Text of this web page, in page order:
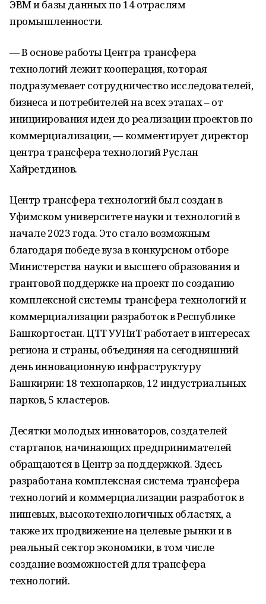
ЭВМ и базы данных по 14 отраслям
промышленности.
— В основе работы Центра трансфера
технологий лежит кооперация, которая
подразумевает сотрудничество исследователей,
бизнеса и потребителей на всех этапах – от
инициирования идеи до реализации проектов по
коммерциализации, — комментирует директор
центра трансфера технологий Руслан
Хайретдинов.
Центр трансфера технологий был создан в
Уфимском университете науки и технологий в
начале 2023 года. Это стало возможным
благодаря победе вуза в конкурсном отборе
Министерства науки и высшего образования и
грантовой поддержке на проект по созданию
комплексной системы трансфера технологий и
коммерциализации разработок в Республике
Башкортостан. ЦТТ УУНиТ работает в интересах
региона и страны, объединяя на сегодняшний
день инновационную инфраструктуру
Башкирии: 18 технопарков, 12 индустриальных
парков, 5 кластеров.
Десятки молодых инноваторов, создателей
стартапов, начинающих предпринимателей
обращаются в Центр за поддержкой. Здесь
разработана комплексная система трансфера
технологий и коммерциализации разработок в
нишевых, высокотехнологичных областях, а
также их продвижение на целевые рынки и в
реальный сектор экономики, в том числе
создание возможностей для трансфера
технологий.